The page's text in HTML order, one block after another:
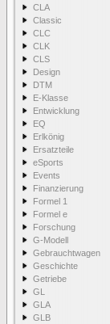
CLA
Classic
CLC
CLK
CLS
Design
DTM
E-Klasse
Entwicklung
EQ
Erlkönig
Ersatzteile
eSports
Events
Finanzierung
Formel 1
Formel e
Forschung
G-Modell
Gebrauchtwagen
Geschichte
Getriebe
GL
GLA
GLB